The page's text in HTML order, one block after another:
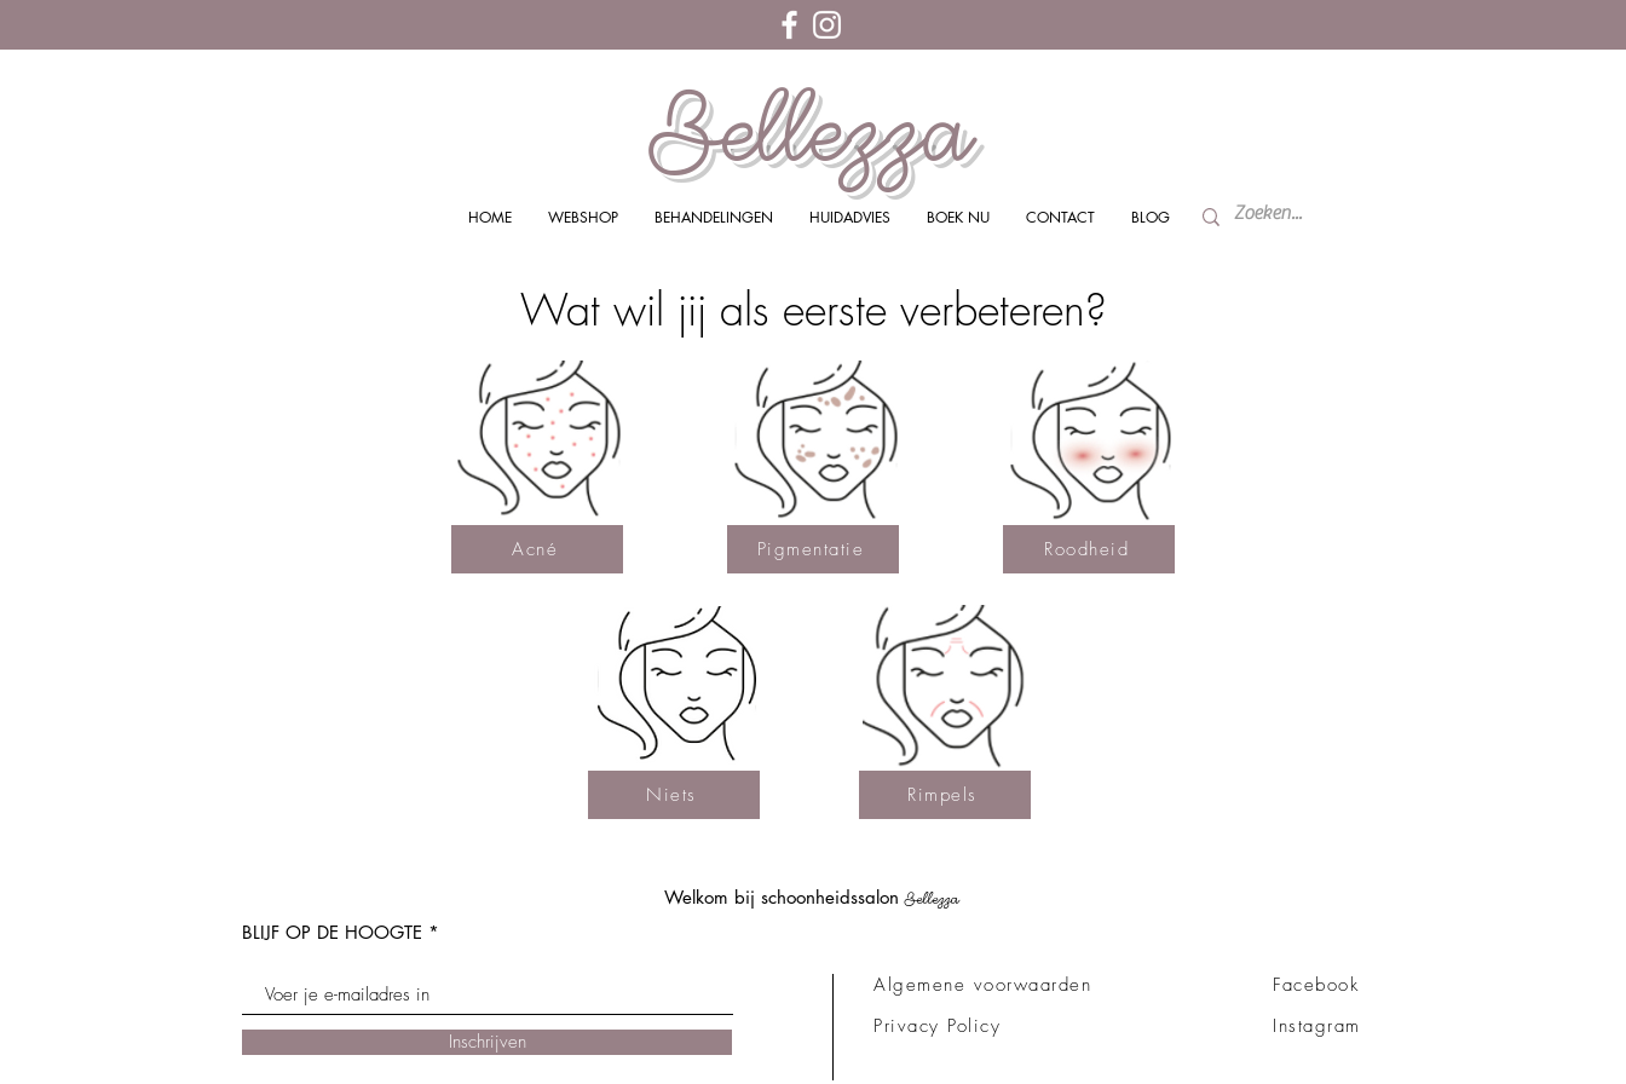
Bellezza
HOME WEBSHOP BEHANDELINGEN HUIDADVIES BOEK NU CONTACT BLOG
Wat wil jij als eerste verbeteren?
Acné Pigmentatie Roodheid
Niets Rimpels
Welkom bij schoonheidssalonBellezza
BLIJF OP DE HOOGTE
Inschrijven
Algemene voorwaarden
Privacy Policy
Facebook
Instagram